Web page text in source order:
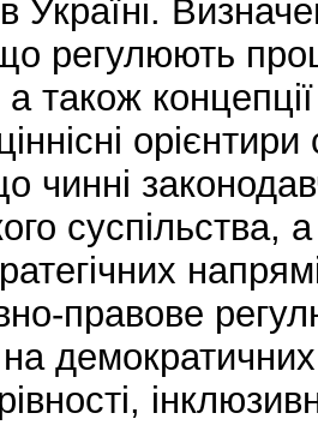
Україні.
регулюють
також концепції
чинні
суспільства,
правове
на